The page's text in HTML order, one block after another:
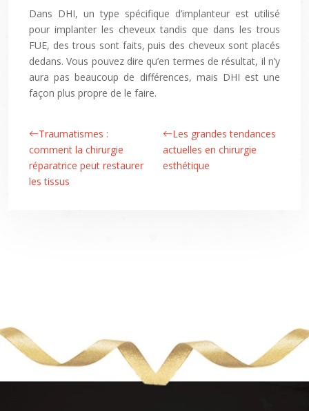
Dans DHI, un type spécifique d’implanteur est utilisé
pour implanter les cheveux tandis que dans les trous
FUE, des trous sont faits, puis des cheveux sont placés
dedans. Vous pouvez dire qu’en termes de résultat, il n’y
aura pas beaucoup de différences, mais DHI est une
façon plus propre de le faire.
Traumatismes :
comment la chirurgie
réparatrice peut restaurer
les tissus
Les grandes tendances
actuelles en chirurgie
esthétique